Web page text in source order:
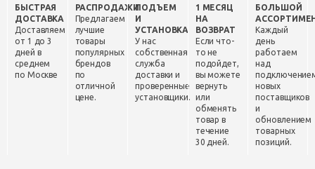
БЫСТРАЯ
ДОСТАВКА
Доставляем
от 1 до 3
дней в
среднем
по Москве
РАСПРОДАЖИ
Предлагаем
лучшие
товары
популярных
брендов
по
отличной
цене.
ПОДЪЕМ
И
УСТАНОВКА
У нас
собственная
служба
доставки и
проверенные
установщики.
1 МЕСЯЦ
НА
ВОЗВРАТ
Если что-
то не
подойдет,
вы можете
вернуть
или
обменять
товар в
течение
30 дней.
БОЛЬШОЙ
Каждый
день
работаем
над
новых
поставщиков
и
обновлением
товарных
позиций.